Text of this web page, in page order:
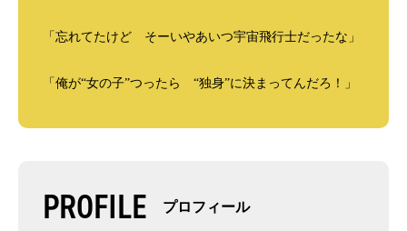
「忘れてたけど そーいやあいつ宇宙飛行士だったな」
「俺が“女の子”つったら “独身”に決まってんだろ！」
PROFILE プロフィール